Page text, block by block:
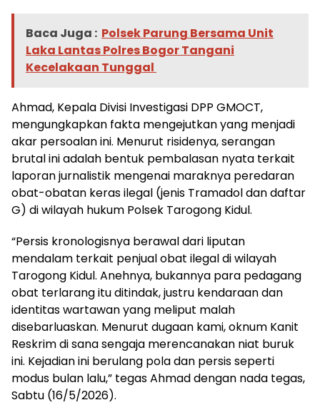
Baca Juga : Polsek Parung Bersama Unit
Laka Lantas Polres Bogor Tangani
Kecelakaan Tunggal
Ahmad, Kepala Divisi Investigasi DPP GMOCT,
mengungkapkan fakta mengejutkan yang menjadi
akar persoalan ini. Menurut risidenya, serangan
brutal ini adalah bentuk pembalasan nyata terkait
laporan jurnalistik mengenai maraknya peredaran
obat-obatan keras ilegal (jenis Tramadol dan daftar
G) di wilayah hukum Polsek Tarogong Kidul.
“Persis kronologisnya berawal dari liputan
mendalam terkait penjual obat ilegal di wilayah
Tarogong Kidul. Anehnya, bukannya para pedagang
obat terlarang itu ditindak, justru kendaraan dan
identitas wartawan yang meliput malah
disebarluaskan. Menurut dugaan kami, oknum Kanit
Reskrim di sana sengaja merencanakan niat buruk
ini. Kejadian ini berulang pola dan persis seperti
modus bulan lalu,” tegas Ahmad dengan nada tegas,
Sabtu (16/5/2026).